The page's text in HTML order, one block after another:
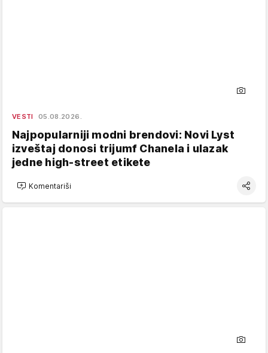
VESTI 05.08.2026.
Najpopularniji modni brendovi: Novi Lyst
izveštaj donosi trijumf Chanela i ulazak
jedne high-street etikete
Komentariši